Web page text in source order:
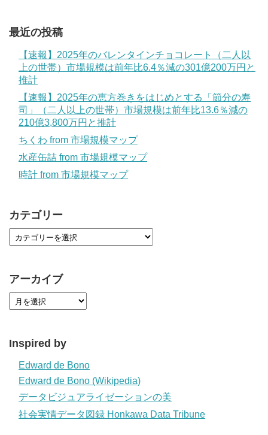
最近の投稿
【速報】2025年のバレンタインチョコレート（二人以
上の世帯）市場規模は前年比6.4％減の301億200万円と
推計
【速報】2025年の恵方巻きをはじめとする「節分の寿
司」（二人以上の世帯）市場規模は前年比13.6％減の
210億3,800万円と推計
ちくわ from 市場規模マップ
水産缶詰 from 市場規模マップ
時計 from 市場規模マップ
カテゴリー
アーカイブ
Inspired by
Edward de Bono
Edward de Bono (Wikipedia)
データビジュアライゼーションの美
社会実情データ図録 Honkawa Data Tribune